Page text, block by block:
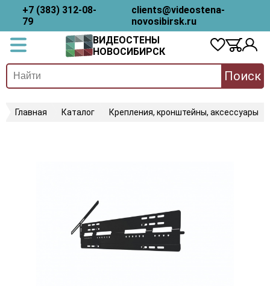
+7 (383) 312-08-
79
clients@videostena-
novosibirsk.ru
ВИДЕОСТЕНЫ
НОВОСИБИРСК
Поиск
Главная Каталог Крепления, кронштейны, аксессуары